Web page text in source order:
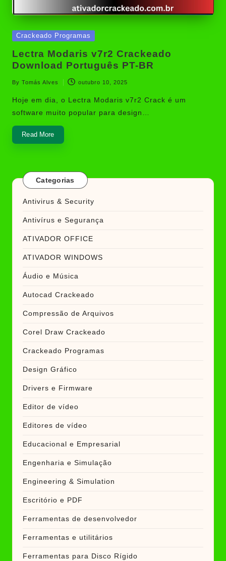
Posted
Crackeado Programas
Lectra Modaris v7r2 Crackeado
Download Português PT-BR
Posted
by
By Tomás Alves outubro 10, 2025
Hoje em dia, o Lectra Modaris v7r2 Crack é um
software muito popular para design…
Read More
Categorias
Antivirus & Security
Antivírus e Segurança
ATIVADOR OFFICE
ATIVADOR WINDOWS
Áudio e Música
Autocad Crackeado
Compressão de Arquivos
Corel Draw Crackeado
Crackeado Programas
Design Gráfico
Drivers e Firmware
Editor de vídeo
Editores de vídeo
Educacional e Empresarial
Engenharia e Simulação
Engineering & Simulation
Escritório e PDF
Ferramentas de desenvolvedor
Ferramentas e utilitários
Ferramentas para Disco Rígido